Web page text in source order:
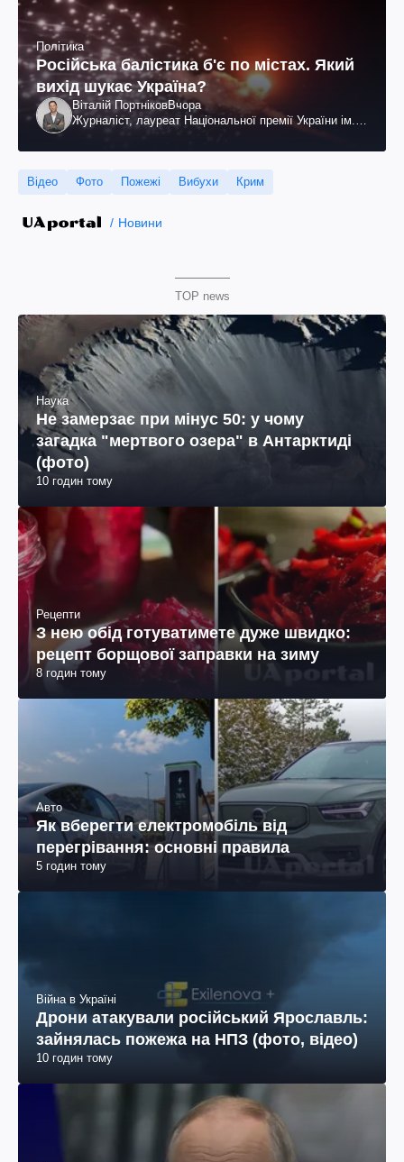
Політика
Російська балістика б'є по містах. Який
вихід шукає Україна?
Віталій ПортніковВчора
Журналіст, лауреат Національної премії України ім.
Відео Фото Пожежі Вибухи Крим
Новини
TOP news
Наука
Не замерзає при мінус 50: у чому
загадка "мертвого озера" в Антарктиді
(фото)
10 годин тому
Рецепти
З нею обід готуватимете дуже швидко:
рецепт борщової заправки на зиму
8 годин тому
Авто
Як вберегти електромобіль від
перегрівання: основні правила
5 годин тому
Війна в Україні
Дрони атакували російський Ярославль:
зайнялась пожежа на НПЗ (фото, відео)
10 годин тому